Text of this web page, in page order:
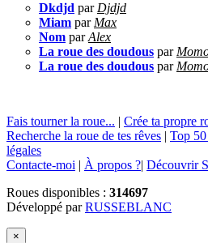
Dkdjd par Djdjd
Miam par Max
Nom parAlex
La roue des doudous par
La roue des doudous par
Fais tourner la roue... | Crée ta propre
Recherche la roue de tes rêves | Top
légales
Contacte-moi | À propos ?| Découvrir
Roues disponibles : 314697
Développé parRUSSEBLANC
×